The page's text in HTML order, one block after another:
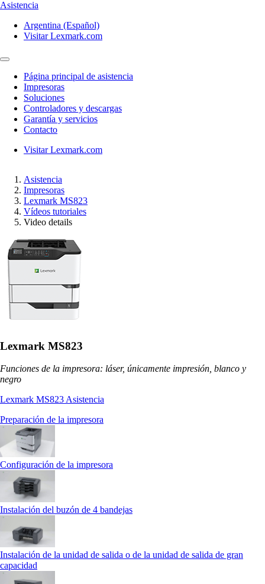
Asistencia
Argentina (Español)
Visitar Lexmark.com
Página principal de asistencia
Impresoras
Soluciones
Controladores y descargas
Garantía y servicios
Contacto
Visitar Lexmark.com
Asistencia
Impresoras
Lexmark MS823
Vídeos tutoriales
Video details
Lexmark MS823
Funciones de la impresora: láser, únicamente impresión, blanco y
negro
Lexmark MS823 Asistencia
Preparación de la impresora
Configuración de la impresora
Instalación del buzón de 4 bandejas
Instalación de la unidad de salida o de la unidad de salida de gran
capacidad